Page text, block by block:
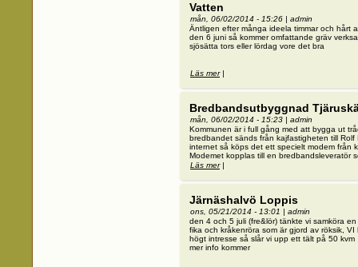
Vatten
mån, 06/02/2014 - 15:26 | admin
Äntligen efter många ideela timmar och hårt
den 6 juni så kommer omfattande gräv
sjösätta tors eller lördag vore det bra
Läs merom Vatten
|
Bredbandsutbyggnad
mån, 06/02/2014 - 15:23 | admin
Kommunen är i full gång med att bygga ut
bredbandet sänds från kajfastigheten till
internet så köps det ett specielt modem från
Modemet kopplas till en bredbandsleveratör
Läs merom Bredbandsutbyggnad Tjäruskär
|
Järnäshalvö Loppis
ons, 05/21/2014 - 13:01 | admin
den 4 och 5 juli (fre&lör) tänkte vi samköra
fika och kråkenröra som är gjord av röksik,
högt intresse så slår vi upp ett tält på 50 kvm
mer info kommer